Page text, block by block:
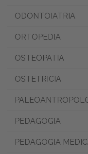
ODONTOIATRIA
ORTOPEDIA
OSTEOPATIA
OSTETRICIA
PEDAGOGIA
PEDAGOGIA